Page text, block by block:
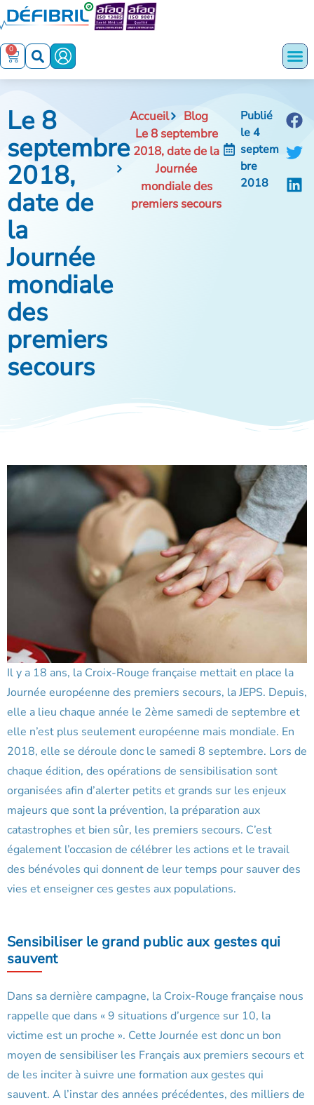
0
Le 8
septembre
2018,
date de
la
Journée
mondiale
des
premiers
secours
Accueil
Blog
Le 8 septembre
2018, date de la
Journée
mondiale des
premiers secours
Publié
le4
septem
bre
2018
Il y a 18 ans, la Croix-Rouge française mettait en place la
Journée européenne des premiers secours, la JEPS. Depuis,
elle a lieu chaque année le 2ème samedi de septembre et
elle n’est plus seulement européenne mais mondiale. En
2018, elle se déroule donc le samedi 8 septembre. Lors de
chaque édition, des opérations de sensibilisation sont
organisées afin d’alerter petits et grands sur les enjeux
majeurs que sont la prévention, la préparation aux
catastrophes et bien sûr, les premiers secours. C’est
également l’occasion de célébrer les actions et le travail
des bénévoles qui donnent de leur temps pour sauver des
vies et enseigner ces gestes aux populations.
Sensibiliser le grand public aux gestes qui
sauvent
Dans sa dernière campagne, la Croix-Rouge française nous
rappelle que dans « 9 situations d’urgence sur 10, la
victime est un proche ». Cette Journée est donc un bon
moyen de sensibiliser les Français aux premiers secours et
de les inciter à suivre une formation aux gestes qui
sauvent. A l’instar des années précédentes, des milliers de